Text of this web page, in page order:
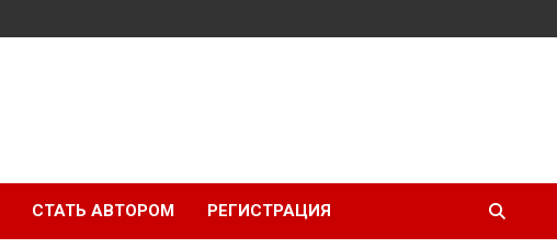
СТАТЬ АВТОРОМ РЕГИСТРАЦИЯ